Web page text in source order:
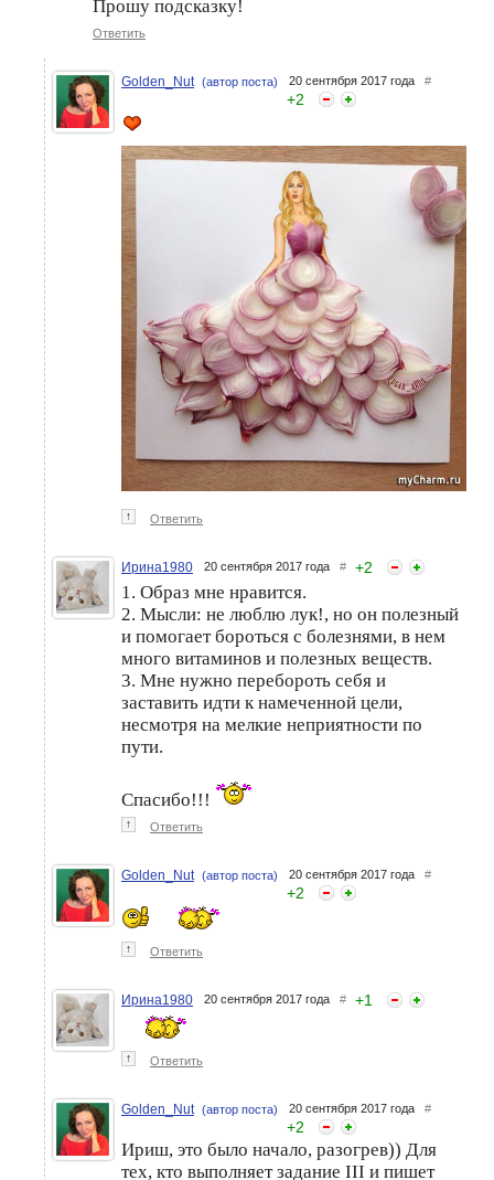
Прошу подсказку!
Ответить
Golden_Nut (автор поста) 20 сентября 2017 года #
+2
↑ Ответить
Ирина1980 20 сентября 2017 года # +2
1. Образ мне нравится.
2. Мысли: не люблю лук!, но он полезный
и помогает бороться с болезнями, в нем
много витаминов и полезных веществ.
3. Мне нужно перебороть себя и
заставить идти к намеченной цели,
несмотря на мелкие неприятности по
пути.
Спасибо!!!
↑ Ответить
Golden_Nut (автор поста) 20 сентября 2017 года #
+2
↑ Ответить
Ирина1980 20 сентября 2017 года # +1
↑ Ответить
Golden_Nut (автор поста) 20 сентября 2017 года #
+2
Ириш, это было начало, разогрев)) Для
тех, кто выполняет задание III и пишет